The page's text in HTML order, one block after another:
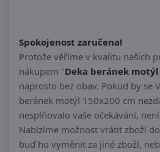
Spokojenost zaručena!
Protože věříme v kvalitu našich
nákupem "Deka beránek
naprosto bez obav. Pokud by se
beránek motýl 150x200 cm
nesplňovalo vaše očekávání,
Nabízíme možnost vrátit zboží
buď ho vyměnit za jiné zboží,